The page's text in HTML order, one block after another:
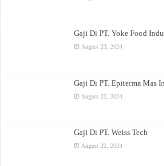
Gaji Di PT. Yoke Food
August 23, 2024
Gaji Di PT. Epiterma Mas
August 22, 2024
Gaji Di PT. Weiss Tech
August 22, 2024